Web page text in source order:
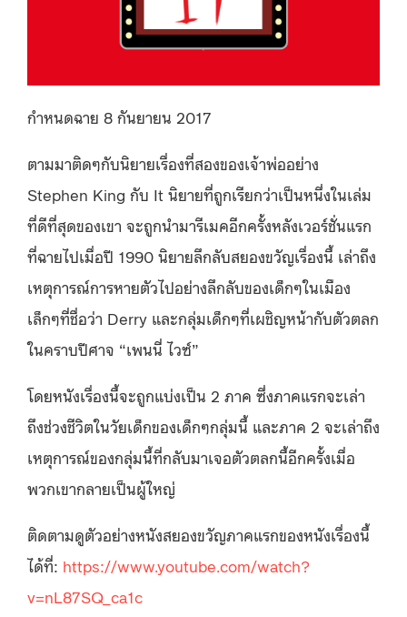
กำหนดฉาย 8 กันยายน 2017
ตามมาติดๆกับนิยายเรื่องที่สองของเจ้าพ่ออย่าง
Stephen King กับ It นิยายที่ถูกเรียกว่าเป็นหนึ่งในเล่ม
ที่ดีที่สุดของเขา จะถูกนำมารีเมคอีกครั้งหลังเวอร์ชั่นแรก
ที่ฉายไปเมื่อปี 1990 นิยายลึกลับสยองขวัญเรื่องนี้ เล่าถึง
เหตุการณ์การหายตัวไปอย่างลึกลับของเด็กๆในเมือง
เล็กๆที่ชื่อว่า Derry และกลุ่มเด็กๆที่เผชิญหน้ากับตัวตลก
ในคราบปีศาจ “เพนนี่ ไวซ์”
โดยหนังเรื่องนี้จะถูกแบ่งเป็น 2 ภาค ซึ่งภาคแรกจะเล่า
ถึงช่วงชีวิตในวัยเด็กของเด็กๆกลุ่มนี้ และภาค 2 จะเล่าถึง
เหตุการณ์ของกลุ่มนี้ที่กลับมาเจอตัวตลกนี้อีกครั้งเมื่อ
พวกเขากลายเป็นผู้ใหญ่
ติดตามดูตัวอย่างหนังสยองขวัญภาคแรกของหนังเรื่องนี้
ได้ที่: https://www.youtube.com/watch?
v=nL87SQ_ca1c